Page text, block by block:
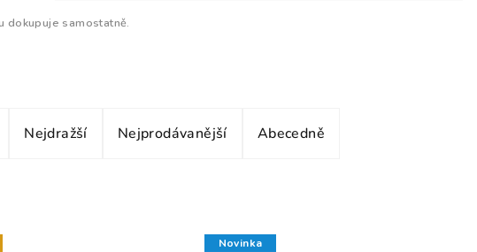
dokupuje samostatně.
Nejdražší Nejprodávanější Abecedně
Novinka